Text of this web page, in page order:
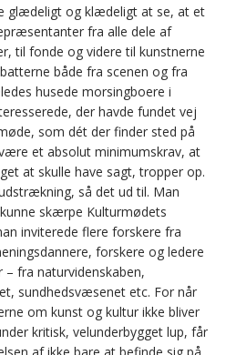
glædeligt og klædeligt at se, at et
fra alle dele af
til fonde og videre til kunstnerne
både fra scenen og fra
husede morsingboere i
der havde fundet vej
som dét der finder sted på
et absolut minimumskrav, at
at skulle have sagt, tropper op.
så det ud til. Man
skærpe Kulturmødets
inviterede flere forskere fra
forskere og ledere
fra naturvidenskaben,
sundhedsvæsenet etc. For når
om kunst og kultur ikke bliver
kritisk, velunderbygget lup, får